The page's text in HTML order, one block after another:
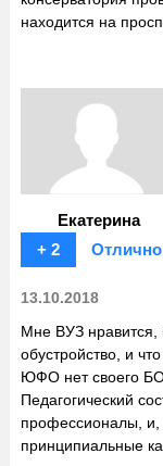
находится на
Екатерина
+ 2
Отлично
13.10.2018
Мне ВУЗ нравится,
обустройство, и
ЮФО нет своего
Педагогический
профессионалы, и,
принципиальные